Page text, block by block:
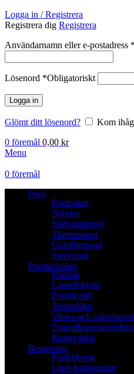
Logga in / Registrera
Registrera dig Registrera
Användarnamn eller e-postadress *
Lösenord *Obligatoriskt
Logga in
Glömt ditt lösenord?
Kom
0 föremål 0,00 kr
Menu
0 föremål
Pool
Poolpaket
Niveko
Stålväggspool
Thermopool
Glasfiberpool
Steel pool
Pooltäckning
Pooltak
Lamellskydd
Poolskydd
Termofiltar
Vinter-och
Reservdelar
Rengöring
Poolrobotar
Liten bottensugar